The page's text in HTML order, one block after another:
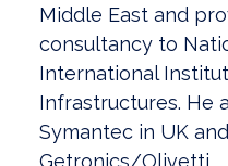
Middle East and
consultancy to
International
Infrastructures. He
Symantec in UK
Getronics/Olivetti.